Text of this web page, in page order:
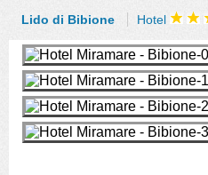
Lido di Bibione Hotel